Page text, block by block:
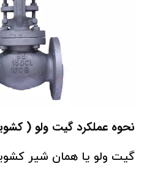
نحوه عملکرد گیت ولو (
گیت ولو یا همان شیر